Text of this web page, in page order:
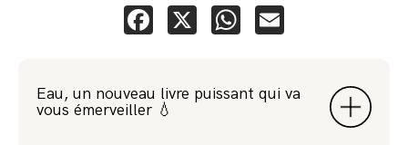
Facebook
X WhatsApp
Eau, un nouveau livre puissant qui va
vous émerveiller 💧